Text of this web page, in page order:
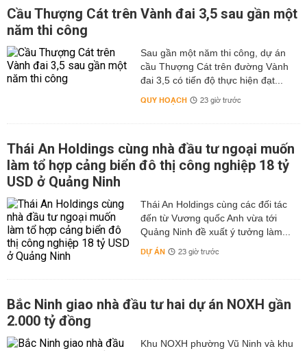
Cầu Thượng Cát trên Vành đai 3,5 sau gần một
năm thi công
Sau gần một năm thi công, dự án
cầu Thượng Cát trên đường Vành
đai 3,5 có tiến độ thực hiện đạt...
QUY HOẠCH 23 giờ trước
Thái An Holdings cùng nhà đầu tư ngoại muốn
làm tổ hợp cảng biển đô thị công nghiệp 18 tỷ
USD ở Quảng Ninh
Thái An Holdings cùng các đối tác
đến từ Vương quốc Anh vừa tới
Quảng Ninh đề xuất ý tưởng làm...
DỰ ÁN 23 giờ trước
Bắc Ninh giao nhà đầu tư hai dự án NOXH gần
2.000 tỷ đồng
Khu NOXH phường Vũ Ninh và khu